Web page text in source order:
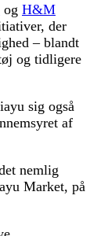
og H&M
der
– blandt
og tidligere
sig også
af
nemlig
Market, på